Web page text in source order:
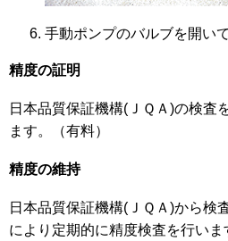
手動ポンプのバルブを開い
精度の証明
日本品質保証機構(ＪＱＡ)の検査
ます。（有料）
精度の維持
日本品質保証機構(ＪＱＡ)から検
により定期的に精度検査を行いま